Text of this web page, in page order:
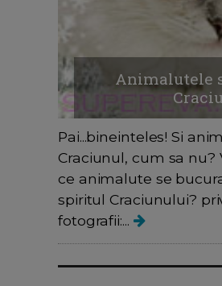
Animalutele
Pai...bineinteles! Si
Craciunul, cum sa nu?
ce animalute se
spiritul Craciunului?
fotografii:...